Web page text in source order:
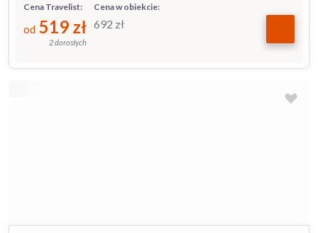
Cena w obiekcie:
692 zł
Cena Travelist:
od 519 zł
2 dorosłych